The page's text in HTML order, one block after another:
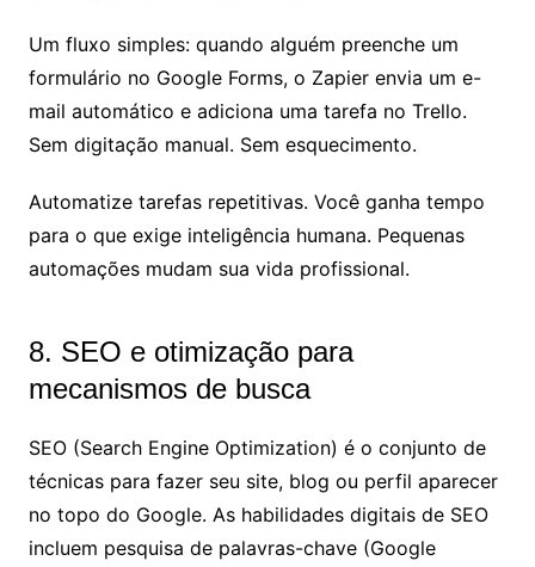
Um fluxo simples: quando alguém preenche um
formulário no Google Forms, o Zapier envia um e-
mail automático e adiciona uma tarefa no Trello.
Sem digitação manual. Sem esquecimento.
Automatize tarefas repetitivas. Você ganha tempo
para o que exige inteligência humana. Pequenas
automações mudam sua vida profissional.
8. SEO e otimização para
mecanismos de busca
SEO (Search Engine Optimization) é o conjunto de
técnicas para fazer seu site, blog ou perfil aparecer
no topo do Google. As habilidades digitais de SEO
incluem pesquisa de palavras-chave (Google